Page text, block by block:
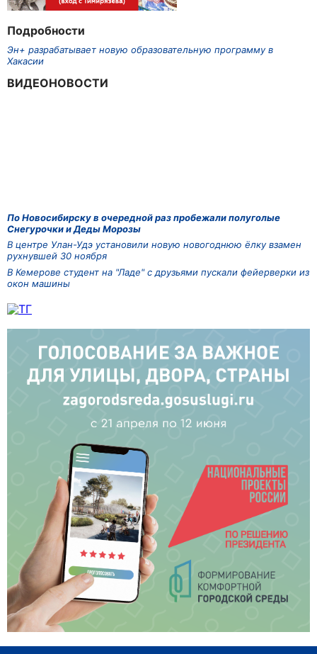
Подробности
Эн+ разрабатывает новую образовательную программу в
Хакасии
ВИДЕОНОВОСТИ
По Новосибирску в очередной раз пробежали полуголые
Снегурочки и Деды Морозы
В центре Улан-Удэ установили новую новогоднюю ёлку взамен
рухнувшей 30 ноября
В Кемерове студент на "Ладе" с друзьями пускали фейерверки из
окон машины